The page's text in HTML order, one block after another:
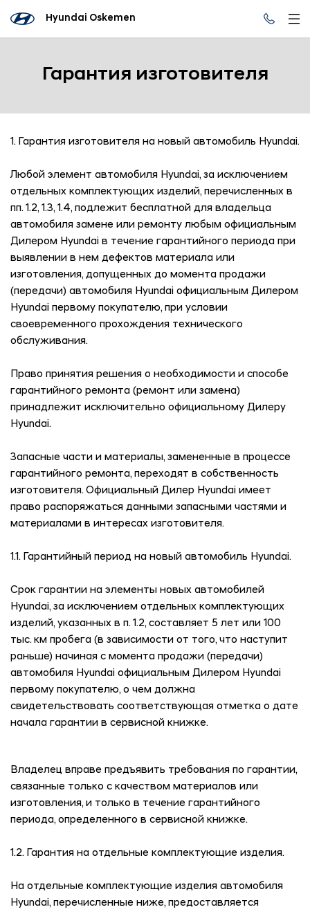
Hyundai Oskemen
Гарантия изготовителя
1. Гарантия изготовителя на новый автомобиль Hyundai.
Любой элемент автомобиля Hyundai, за исключением
отдельных комплектующих изделий, перечисленных в
пп. 1.2, 1.3, 1.4, подлежит бесплатной для владельца
автомобиля замене или ремонту любым официальным
Дилером Hyundai в течение гарантийного периода при
выявлении в нем дефектов материала или
изготовления, допущенных до момента продажи
(передачи) автомобиля Hyundai официальным Дилером
Hyundai первому покупателю, при условии
своевременного прохождения технического
обслуживания.
Право принятия решения о необходимости и способе
гарантийного ремонта (ремонт или замена)
принадлежит исключительно официальному Дилеру
Hyundai.
Запасные части и материалы, замененные в процессе
гарантийного ремонта, переходят в собственность
изготовителя. Официальный Дилер Hyundai имеет
право распоряжаться данными запасными частями и
материалами в интересах изготовителя.
1.1. Гарантийный период на новый автомобиль Hyundai.
Срок гарантии на элементы новых автомобилей
Hyundai, за исключением отдельных комплектующих
изделий, указанных в п. 1.2, составляет 5 лет или 100
тыс. км пробега (в зависимости от того, что наступит
раньше) начиная с момента продажи (передачи)
автомобиля Hyundai официальным Дилером Hyundai
первому покупателю, о чем должна
свидетельствовать соответствующая отметка о дате
начала гарантии в сервисной книжке.
Владелец вправе предъявить требования по гарантии,
связанные только с качеством материалов или
изготовления, и только в течение гарантийного
периода, определенного в сервисной книжке.
1.2. Гарантия на отдельные комплектующие изделия.
На отдельные комплектующие изделия автомобиля
Hyundai, перечисленные ниже, предоставляется